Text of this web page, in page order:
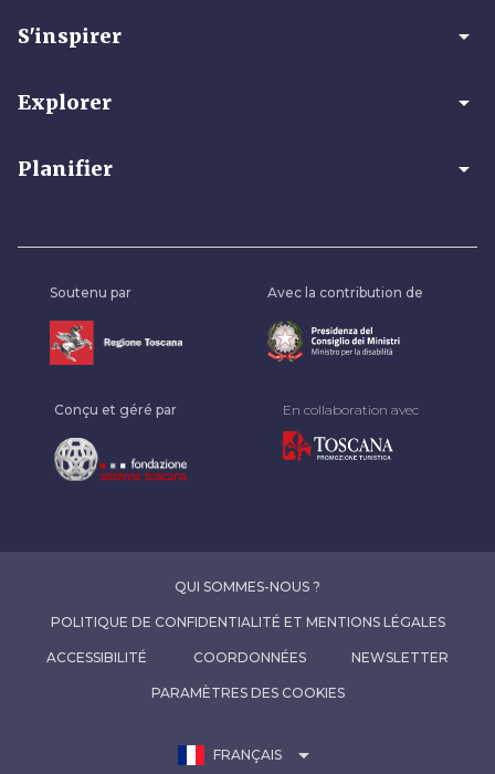
S'inspirer arrow_drop_down
Explorer arrow_drop_down
Planifier arrow_drop_down
Soutenu par Avec la contribution de
Conçu et géré par En collaboration avec
QUI SOMMES-NOUS ?
POLITIQUE DE CONFIDENTIALITÉ ET MENTIONS LÉGALES
ACCESSIBILITÉ COORDONNÉES NEWSLETTER
PARAMÈTRES DES COOKIES
FRANÇAIS arrow_drop_down